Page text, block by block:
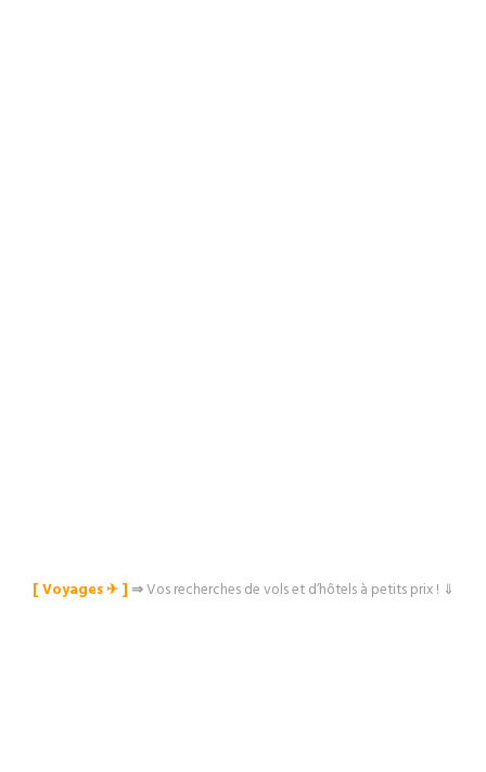
[ Voyages ✈︎ ]⇒Vos recherches de vols et d’hôtels à petits prix ! ⇓